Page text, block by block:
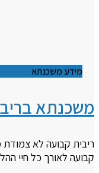
מידע משכנתא
משכנתא
ריבית קבועה לא
קבועה לאורך כל חיי